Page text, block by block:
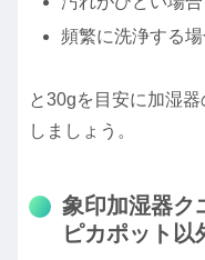
頻繁に洗浄する
と30gを目安に加湿
しましょう。
象印加湿器ク
ピカポット以